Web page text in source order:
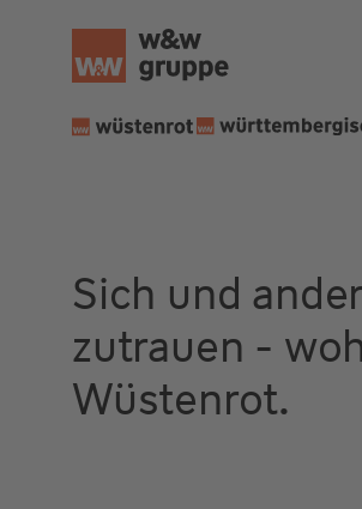
Sich und
zutrauen -
Wüstenrot.